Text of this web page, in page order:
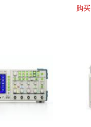
购买